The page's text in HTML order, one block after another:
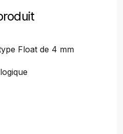
Float de 4 mm